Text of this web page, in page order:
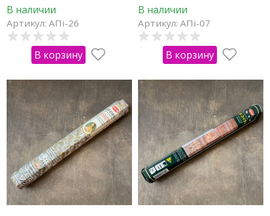
В наличии
Артикул: АПi-26
В корзину
В наличии
Артикул: АПi-07
В корзину